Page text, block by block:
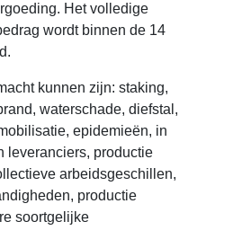
Het volledige
wordt binnen de 14
kunnen zijn: staking,
waterschade, diefstal,
epidemieën, in
leveranciers, productie
arbeidsgeschillen,
productie
soortgelijke